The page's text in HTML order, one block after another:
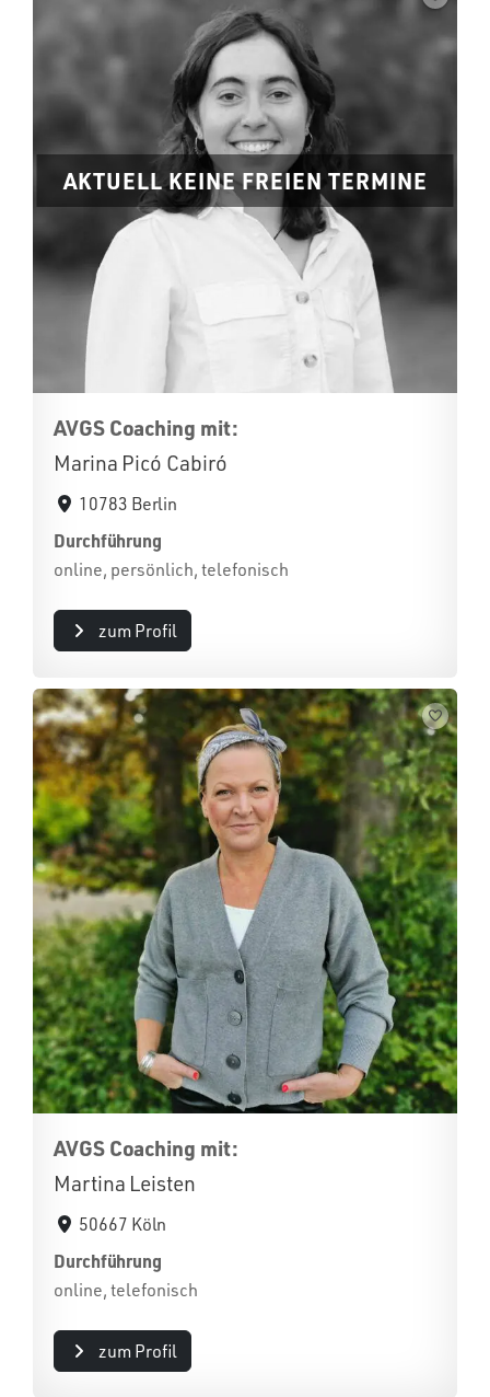
AKTUELL KEINE FREIEN TERMINE
AVGS Coaching mit:
Marina Picó Cabiró
10783 Berlin
Durchführung
online, persönlich, telefonisch
zum Profil
AVGS Coaching mit:
Martina Leisten
50667 Köln
Durchführung
online, telefonisch
zum Profil